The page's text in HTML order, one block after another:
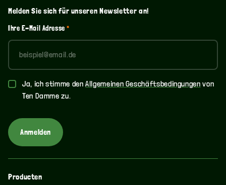
Producten
Melden Sie sich für unseren Newsletter an!
Ihre E-Mail Adresse*
Allgemeine
Bedingungen
Ja, ich stimme denAllgemeinen Geschäftsbedingungen von
Ten Damme zu.
Anmelden